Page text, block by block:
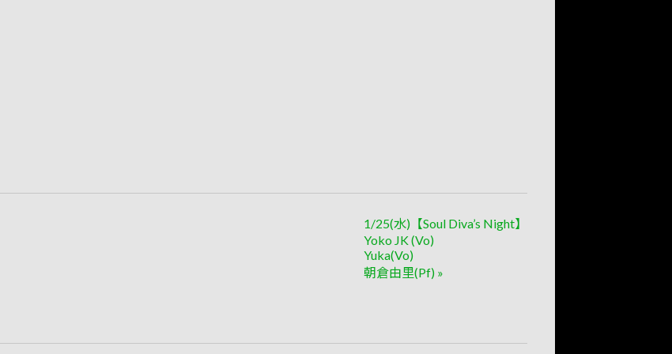
1/25(水)【Soul Diva’s Night】
Yoko JK (Vo)
Yuka(Vo)
朝倉由里(Pf) »